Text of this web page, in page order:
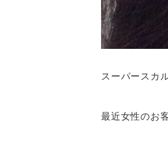
スーパースカ
最近女性のお